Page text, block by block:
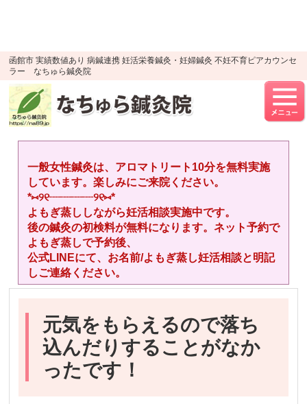
函館市 実績数値あり 病鍼連携 妊活栄養鍼灸・妊婦鍼灸 不妊不育ピアカウンセ
ラー なちゅら鍼灸院
一般女性鍼灸は、アロマトリート10分を無料実施
しています。楽しみにご来院ください。
*⑅︎୨୧┈︎┈︎┈︎┈︎୨୧⑅︎*
よもぎ蒸ししながら妊活相談実施中です。
後の鍼灸の初検料が無料になります。ネット予約で
よもぎ蒸しで予約後、
公式LINEにて、お名前/よもぎ蒸し妊活相談と明記
しご連絡ください。
元気をもらえるので落ち
込んだりすることがなか
ったです！